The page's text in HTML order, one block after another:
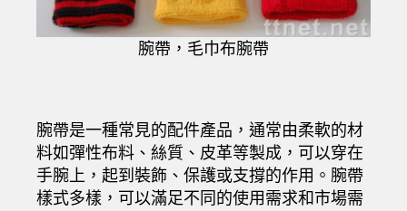
腕帶， 毛巾布腕帶
腕帶是一種常見的配件產品，通常由柔軟的材
料如彈性布料、絲質、皮革等製成，可以穿在
手腕上，起到裝飾、保護或支撐的作用。腕帶
樣式多樣，可以滿足不同的使用需求和市場需